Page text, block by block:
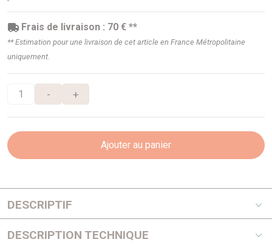
Frais de livraison : 70 € **
** Estimation pour une livraison de cet article en France Métropolitaine
uniquement.
- +
Ajouter au panier
DESCRIPTIF
côtés et porte bagage:
DESCRIPTION TECHNIQUE